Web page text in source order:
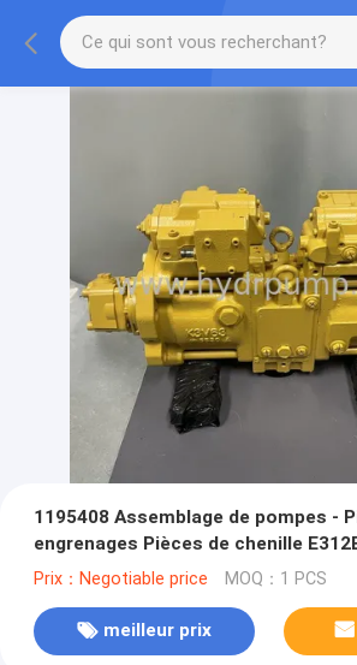
1195408 Assemblage de pompes -
engrenages Pièces de chenille
K3V63DT-12SR-8N14 Rénovation
Prix：Negotiable price MOQ：1 PCS
meilleur prix